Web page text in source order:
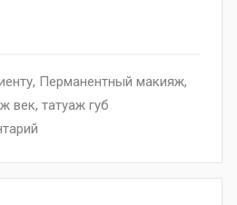
, Перманентный макияж,
век, татуаж губ